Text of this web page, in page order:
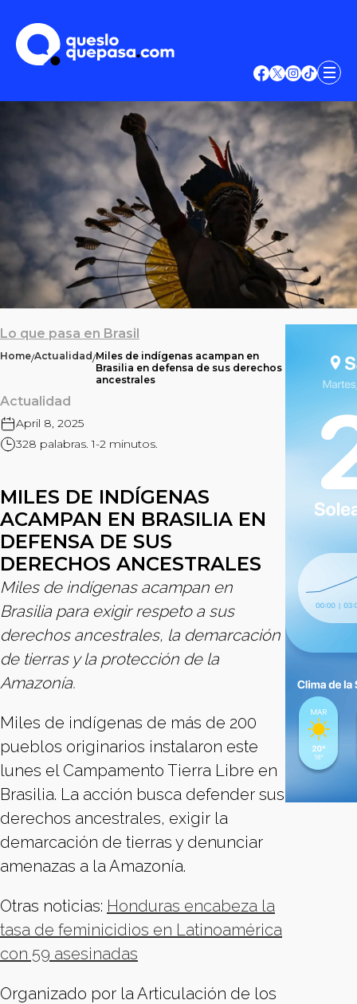
Lo que pasa en Brasil
Home/Actualidad/Miles de indígenas acampan en
Brasilia en defensa de sus derechos
ancestrales
Actualidad
April 8, 2025
328 palabras. 1-2 minutos.
MILES DE INDÍGENAS
ACAMPAN EN BRASILIA EN
DEFENSA DE SUS
DERECHOS ANCESTRALES
Miles de indígenas acampan en
Brasilia para exigir respeto a sus
derechos ancestrales, la demarcación
de tierras y la protección de la
Amazonía.
Miles de indígenas de más de 200
pueblos originarios instalaron este
lunes el Campamento Tierra Libre en
Brasilia. La acción busca defender sus
derechos ancestrales, exigir la
demarcación de tierras y denunciar
amenazas a la Amazonía.
Otras noticias: Honduras encabeza la
tasa de feminicidios en Latinoamérica
con 59 asesinadas
Organizado por la Articulación de los